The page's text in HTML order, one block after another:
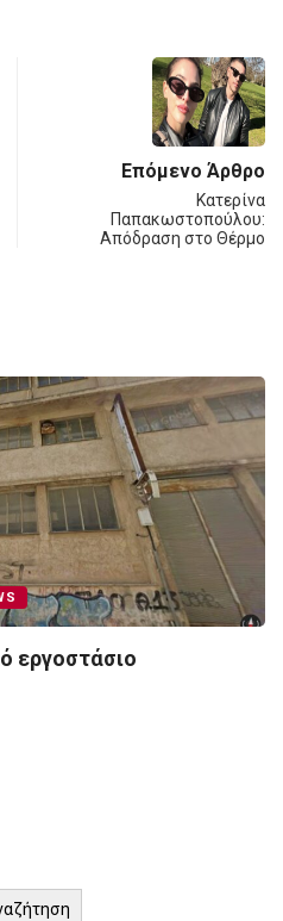
Επόμενο Άρθρο
Κατερίνα
Παπακωστοπούλου:
Απόδραση στο Θέρμο
εργοστάσιο